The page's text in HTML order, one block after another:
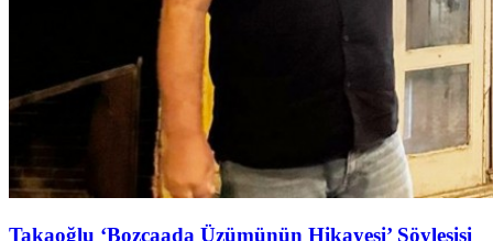
Takaoğlu ‘Bozcaada Üzümünün Hikayesi’ Söyleşişi